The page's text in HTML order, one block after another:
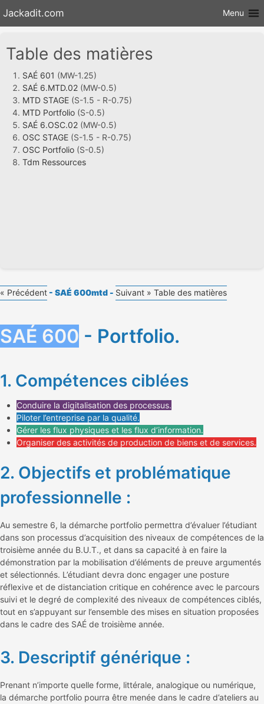
Aller au
Jackadit.com Menu
Table des matières
SAÉ 601 (MW-1.25)
SAÉ 6.MTD.02 (MW-0.5)
MTD STAGE (S-1.5 - R-0.75)
MTD Portfolio (S-0.5)
SAÉ 6.OSC.02 (MW-0.5)
OSC STAGE (S-1.5 - R-0.75)
OSC Portfolio (S-0.5)
Tdm Ressources
« Précédent - SAÉ 600mtd - Suivant » Table des matières
SAÉ 600 - Portfolio.
1. Compétences ciblées
Conduire la digitalisation des processus.
Piloter l’entreprise par la qualité.
Gérer les flux physiques et les flux d’information.
Organiser des activités de production de biens et de services.
2. Objectifs et problématique
professionnelle :
Au semestre 6, la démarche portfolio permettra d’évaluer l’étudiant
dans son processus d’acquisition des niveaux de compétences de la
troisième année du B.U.T., et dans sa capacité à en faire la
démonstration par la mobilisation d’éléments de preuve argumentés
et sélectionnés. L’étudiant devra donc engager une posture
réflexive et de distanciation critique en cohérence avec le parcours
suivi et le degré de complexité des niveaux de compétences ciblés,
tout en s’appuyant sur l’ensemble des mises en situation proposées
dans le cadre des SAÉ de troisième année.
3. Descriptif générique :
Prenant n’importe quelle forme, littérale, analogique ou numérique,
la démarche portfolio pourra être menée dans le cadre d’ateliers au